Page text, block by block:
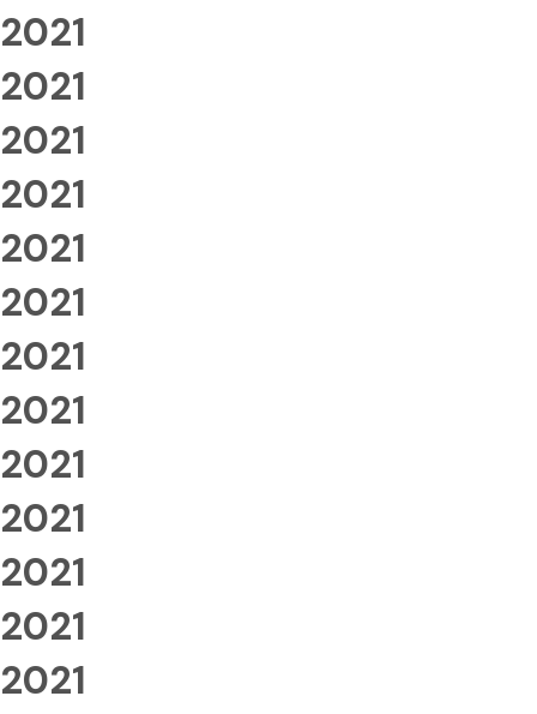
2021
2021
2021
2021
2021
2021
2021
2021
2021
2021
2021
2021
2021